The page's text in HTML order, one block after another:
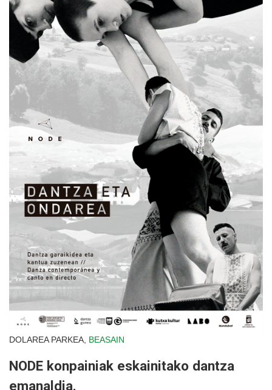
DOLAREA PARKEA, BEASAIN
NODE konpainiak eskainitako dantza
emanaldia.